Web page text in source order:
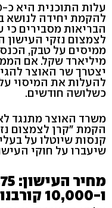
להקמת יחידה לנושא
הבריאות מסבירים
מיליארד שקל. אם
יצטרך שר האוצר
כשלושה חודשים.
משרד האוצר מתנגד
הקמת "קרן לצמצום
קנסות שיוטלו על
שיעברו על חוקי
ו-10,000 קורבנות בשנה